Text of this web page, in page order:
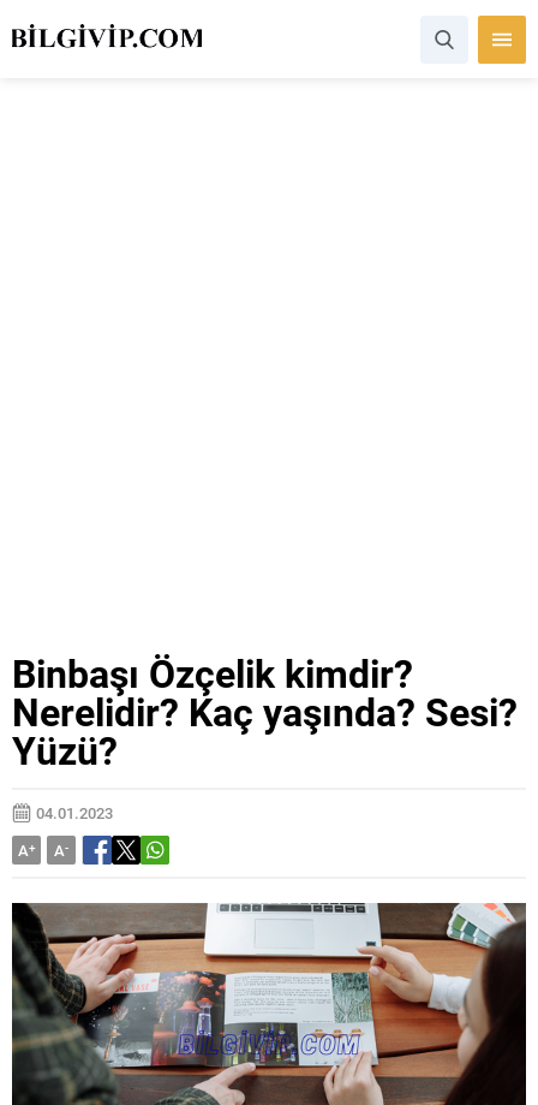
Binbaşı Özçelik kimdir?
Nerelidir? Kaç yaşında? Sesi?
Yüzü?
04.01.2023
A+ A-